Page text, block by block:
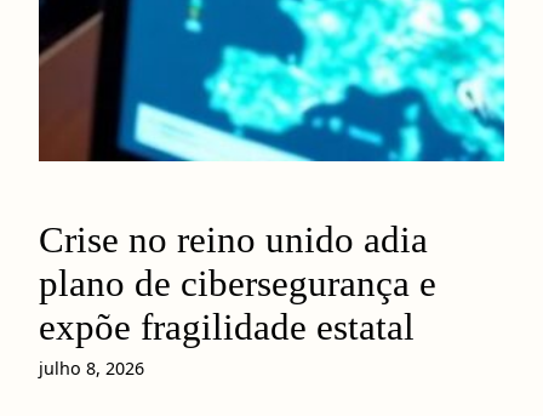
Crise no reino unido adia
plano de cibersegurança e
expõe fragilidade estatal
julho 8, 2026